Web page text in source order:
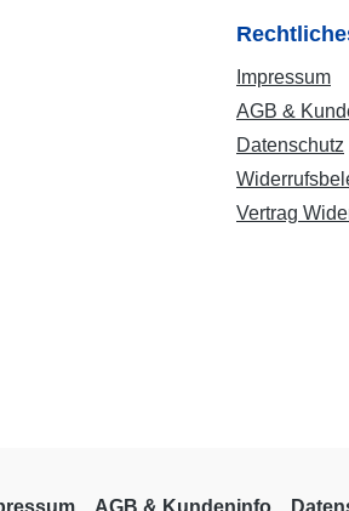
Impressum
AGB &
Datenschutz
Vertrag
AGB & Kundeninfo